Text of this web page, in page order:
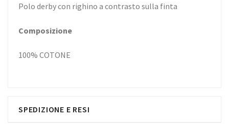
Polo derby con righino a contrasto sulla finta
Composizione
100% COTONE
SPEDIZIONE E RESI